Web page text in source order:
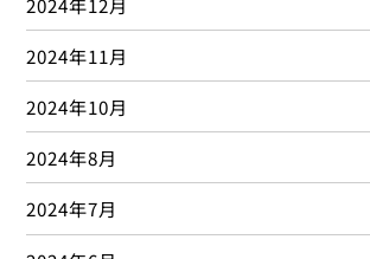
2024年11月
2024年10月
2024年8月
2024年7月